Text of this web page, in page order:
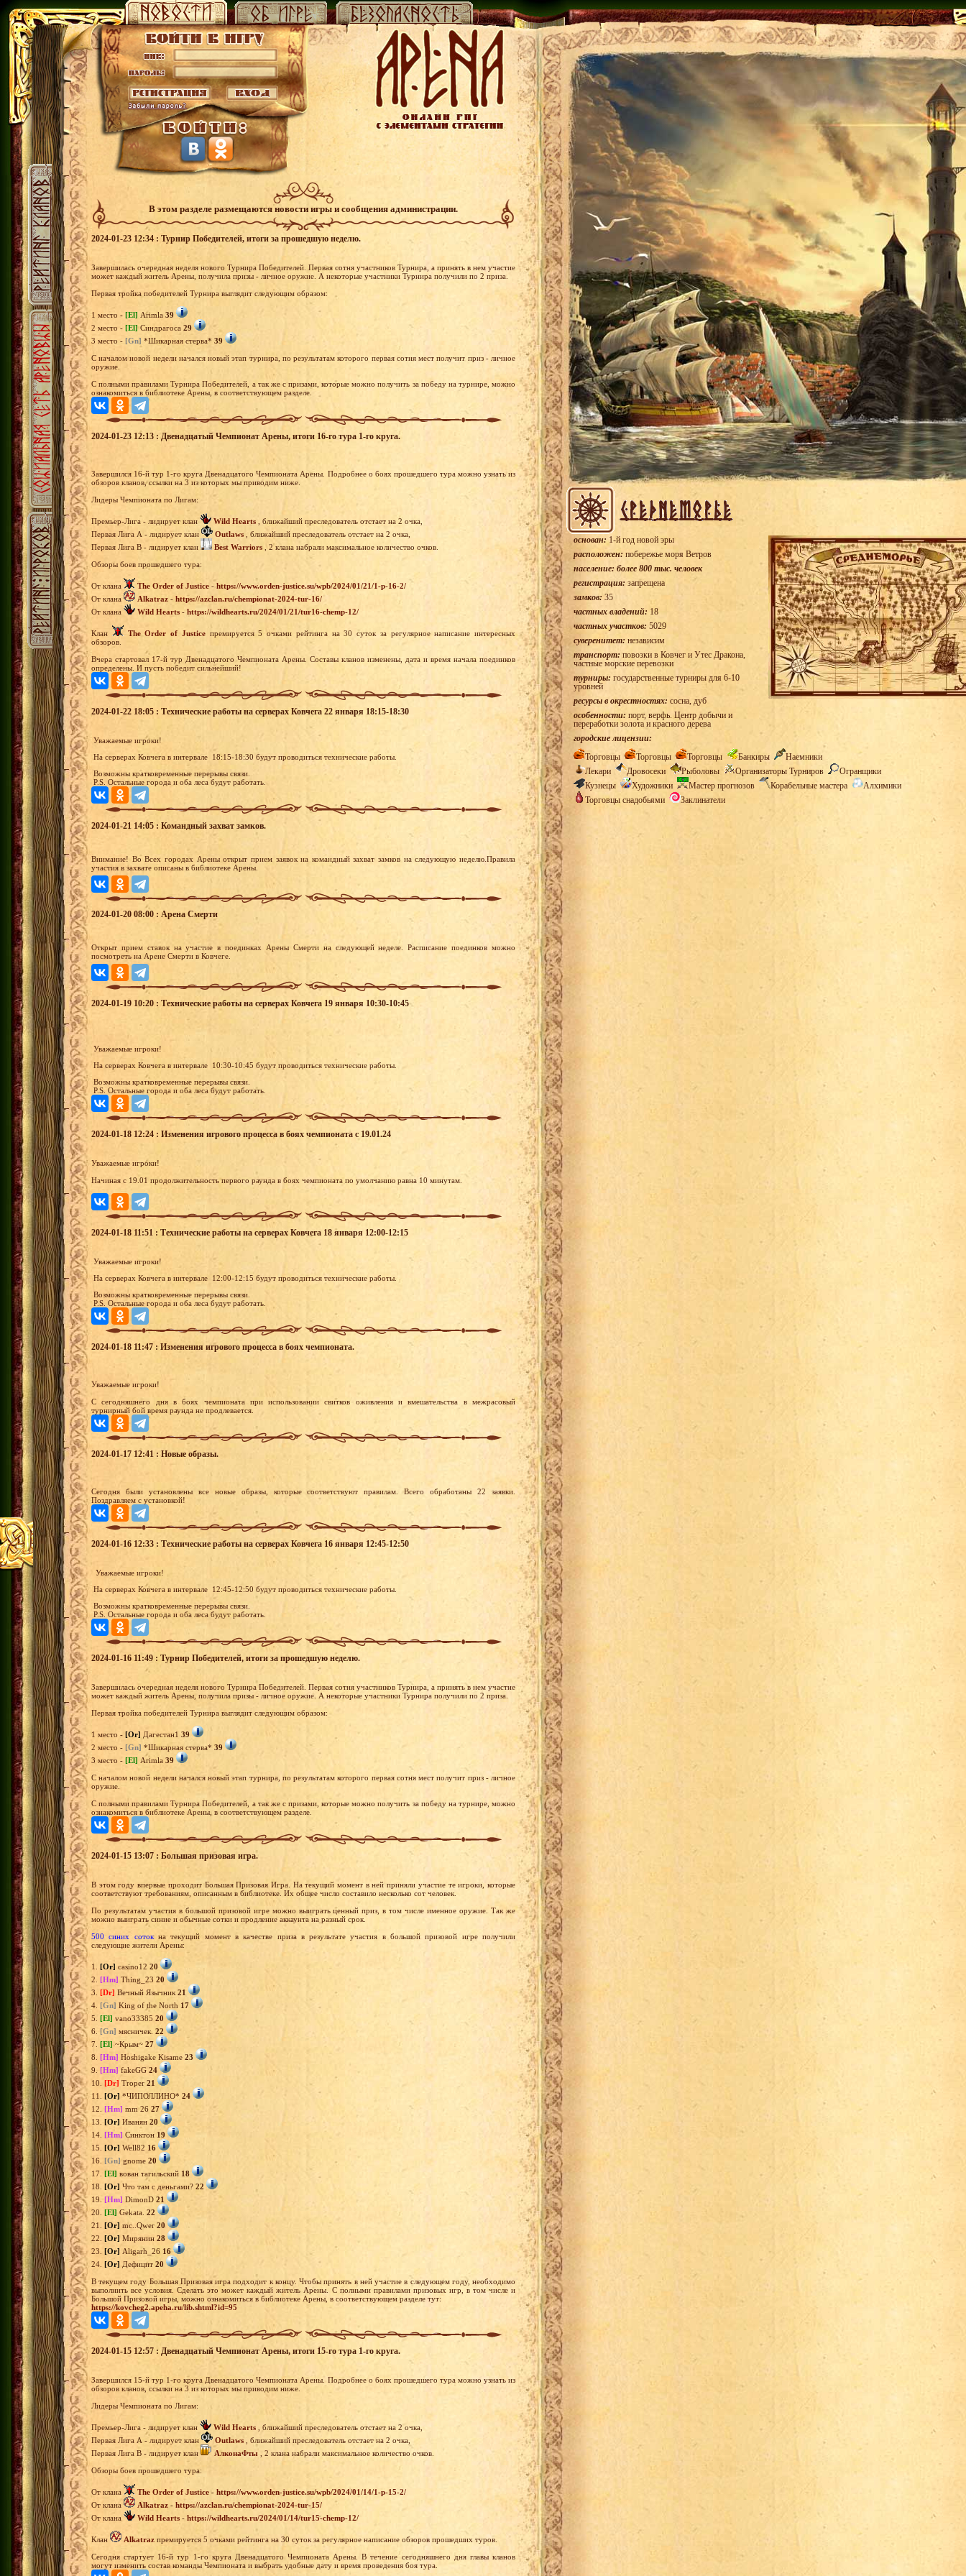
В этом разделе размещаются новости игры и сообщения администрации.
2024-01-23 12:34 : Турнир Победителей, итоги за прошедшую неделю.
Завершилась очередная неделя нового Турнира Победителей. Первая сотня участников Турнира, а принять в нем участие
может каждый житель Арены, получила призы - личное оружие. А некоторые участники Турнира получили по 2 приза.
Первая тройка победителей Турнира выглядит следующим образом:
1 место - [El] Arimla 39
2 место - [El] Синдрагоса 29
3 место - [Gn] *Шикарная стерва* 39
С началом новой недели начался новый этап турнира, по результатам которого первая сотня мест получит приз - личное
оружие.
С полными правилами Турнира Победителей, а так же с призами, которые можно получить за победу на турнире, можно
ознакомиться в библиотеке Арены, в соответствующем разделе.
2024-01-23 12:13 : Двенадцатый Чемпионат Арены, итоги 16-го тура 1-го круга.
Завершился 16-й тур 1-го круга Двенадцатого Чемпионата Арены. Подробнее о боях прошедшего тура можно узнать из
обзоров кланов, ссылки на 3 из которых мы приводим ниже.
Лидеры Чемпионата по Лигам:
Премьер-Лига - лидирует клан Wild Hearts , ближайший преследователь отстает на 2 очка,
Первая Лига А - лидирует клан
Outlaws , ближайший преследователь отстает на 2 очка,
Первая Лига В - лидирует клан
Best Warriors , 2 клана набрали максимальное количество очков.
Обзоры боев прошедшего тура:
От клана The Order of Justice - https://www.orden-justice.su/wpb/2024/01/21/1-p-16-2/
От клана
Alkatraz - https://azclan.ru/chempionat-2024-tur-16/
От клана
Wild Hearts - https://wildhearts.ru/2024/01/21/tur16-chemp-12/
Клан The Order of Justiceпремируется 5 очками рейтинга на 30 суток за регулярное написание интересных
обзоров.
Вчера стартовал 17-й тур Двенадцатого Чемпионата Арены. Составы кланов изменены, дата и время начала поединков
определены. И пусть победит сильнейший!
2024-01-22 18:05 : Технические работы на серверах Ковчега 22 января 18:15-18:30
Уважаемые игроки!
На серверах Ковчега в интервале 18:15-18:30 будут проводиться технические работы.
Возможны кратковременные перерывы связи.
P.S. Остальные города и оба леса будут работать.
2024-01-21 14:05 : Командный захват замков.
Внимание! Во Всех городах Арены открыт прием заявок на командный захват замков на следующую неделю.Правила
участия в захвате описаны в библиотеке Арены.
2024-01-20 08:00 : Арена Смерти
Открыт прием ставок на участие в поединках Арены Смерти на следующей неделе. Расписание поединков можно
посмотреть на Арене Смерти в Ковчеге.
2024-01-19 10:20 : Технические работы на серверах Ковчега 19 января 10:30-10:45
Уважаемые игроки!
На серверах Ковчега в интервале 10:30-10:45 будут проводиться технические работы.
Возможны кратковременные перерывы связи.
P.S. Остальные города и оба леса будут работать.
2024-01-18 12:24 : Изменения игрового процесса в боях чемпионата c 19.01.24
Уважаемые игроки!
Начиная с 19.01 продолжительность первого раунда в боях чемпионата по умолчанию равна 10 минутам.
2024-01-18 11:51 : Технические работы на серверах Ковчега 18 января 12:00-12:15
Уважаемые игроки!
На серверах Ковчега в интервале 12:00-12:15 будут проводиться технические работы.
Возможны кратковременные перерывы связи.
P.S. Остальные города и оба леса будут работать.
2024-01-18 11:47 : Изменения игрового процесса в боях чемпионата.
Уважаемые игроки!
С сегодняшнего дня в боях чемпионата при использовании свитков оживления и вмешательства в межрасовый
турнирный бой время раунда не продлевается.
2024-01-17 12:41 : Новые образы.
Сегодня были установлены все новые образы, которые соответствуют правилам. Всего обработаны 22 заявки.
Поздравляем с установкой!
2024-01-16 12:33 : Технические работы на серверах Ковчега 16 января 12:45-12:50
Уважаемые игроки!
На серверах Ковчега в интервале 12:45-12:50 будут проводиться технические работы.
Возможны кратковременные перерывы связи.
P.S. Остальные города и оба леса будут работать.
2024-01-16 11:49 : Турнир Победителей, итоги за прошедшую неделю.
Завершилась очередная неделя нового Турнира Победителей. Первая сотня участников Турнира, а принять в нем участие
может каждый житель Арены, получила призы - личное оружие. А некоторые участники Турнира получили по 2 приза.
Первая тройка победителей Турнира выглядит следующим образом:
1 место - [Or] Дагестан1 39
2 место - [Gn] *Шикарная стерва* 39
3 место - [El] Arimla 39
С началом новой недели начался новый этап турнира, по результатам которого первая сотня мест получит приз - личное
оружие.
С полными правилами Турнира Победителей, а так же с призами, которые можно получить за победу на турнире, можно
ознакомиться в библиотеке Арены, в соответствующем разделе.
2024-01-15 13:07 : Большая призовая игра.
В этом году впервые проходит Большая Призовая Игра. На текущий момент в ней приняли участие те игроки, которые
соответствуют требованиям, описанным в библиотеке. Их общее число составило несколько сот человек.
По результатам участия в большой призовой игре можно выиграть ценный приз, в том числе именное оружие. Так же
можно выиграть синие и обычные сотки и продление аккаунта на разный срок.
500 синих сотокна текущий момент в качестве приза в результате участия в большой призовой игре получили
следующие жители Арены:
1. [Or] casino12 20
2. [Hm] Thing_23 20
3. [Dr] Вечный Язычник 21
4. [Gn] King of the North 17
5. [El] vano33385 20
6. [Gn] мясничек. 22
7. [El] ~Крым~ 27
8. [Hm] Hoshigake Kisame 23
9. [Hm] fakeGG 24
10. [Dr] Troper 21
11. [Or] *ЧИПОЛЛИНО* 24
12. [Hm] mm 26 27
13. [Or] Иванян 20
14. [Hm] Синктон 19
15. [Or] Well82 16
16. [Gn] gnome 20
17. [El] вован тагильский 18
18. [Or] Что там с деньгами? 22
19. [Hm] DimonD 21
20. [El] Gekata. 22
21. [Or] mc..Qwer 20
22. [Or] Мирянин 28
23. [Or] Aligarh_26 16
24. [Or] Дефицит 20
В текущем году Большая Призовая игра подходит к концу. Чтобы принять в ней участие в следующем году, необходимо
выполнить все условия. Сделать это может каждый житель Арены. С полными правилами призовых игр, в том числе и
Большой Призовой игры, можно ознакомиться в библиотеке Арены, в соответствующем разделе тут:
https://kovcheg2.apeha.ru/lib.shtml?id=95
2024-01-15 12:57 : Двенадцатый Чемпионат Арены, итоги 15-го тура 1-го круга.
Завершился 15-й тур 1-го круга Двенадцатого Чемпионата Арены. Подробнее о боях прошедшего тура можно узнать из
обзоров кланов, ссылки на 3 из которых мы приводим ниже.
Лидеры Чемпионата по Лигам:
Премьер-Лига - лидирует клан Wild Hearts , ближайший преследователь отстает на 2 очка,
Первая Лига А - лидирует клан
Outlaws , ближайший преследователь отстает на 2 очка,
Первая Лига В - лидирует клан
АлконаФты , 2 клана набрали максимальное количество очков.
Обзоры боев прошедшего тура:
От клана The Order of Justice - https://www.orden-justice.su/wpb/2024/01/14/1-p-15-2/
От клана
Alkatraz - https://azclan.ru/chempionat-2024-tur-15/
От клана
Wild Hearts - https://wildhearts.ru/2024/01/14/tur15-chemp-12/
Клан Alkatraz премируется 5 очками рейтинга на 30 суток за регулярное написание обзоров прошедших туров.
Сегодня стартует 16-й тур 1-го круга Двенадцатого Чемпионата Арены. В течение сегодняшнего дня главы кланов
могут изменить состав команды Чемпионата и выбрать удобные дату и время проведения боя тура.
основан:1-й год новой эры
расположен: побережье моря Ветров
население: более 800 тыс. человек
регистрация: запрещена
замков: 35
частных владений: 18
частных участков: 5029
суверенитет: независим
транспорт: повозки в Ковчег и Утес Дракона,
частные морские перевозки
турниры: государственные турниры для 6-10
уровней
ресурсы в окрестностях: сосна, дуб
особенности: порт, верфь. Центр добычи и
переработки золота и красного дерева
городские лицензии:
Торговцы
Торговцы Торговцы Банкиры
Наемники
Лекари
Дровосеки Рыболовы Организаторы Турниров
Огранщики
Кузнецы
Художники Мастер прогнозов Корабельные мастера
Алхимики
Торговцы снадобьями
Заклинатели